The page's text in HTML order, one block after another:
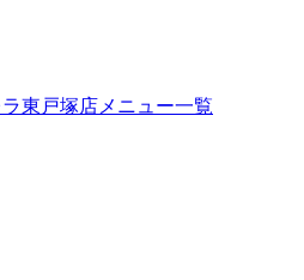
東戸塚店メニュー一覧